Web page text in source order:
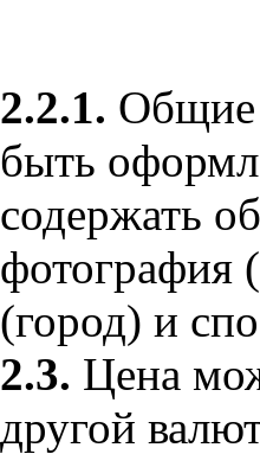
2.2.1. Общие
быть
содержать
фотография
(город) и
2.3. Цена
другой